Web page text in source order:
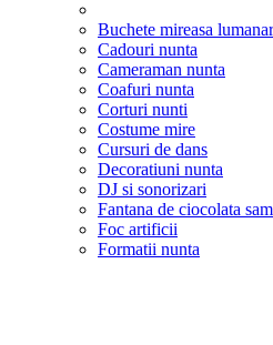
Buchete mireasa
Cadouri nunta
Cameraman nunta
Coafuri nunta
Corturi nunti
Costume mire
Cursuri de dans
Decoratiuni nunta
DJ si sonorizari
Fantana de ciocolata
Foc artificii
Formatii nunta